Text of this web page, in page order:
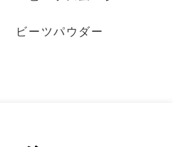
ビーツパウダー